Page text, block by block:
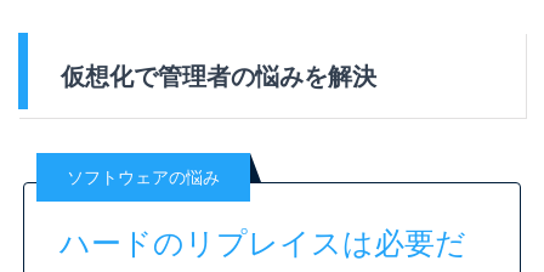
仮想化で管理者の悩みを解決
ソフトウェアの悩み
ハードのリプレイスは必要だ